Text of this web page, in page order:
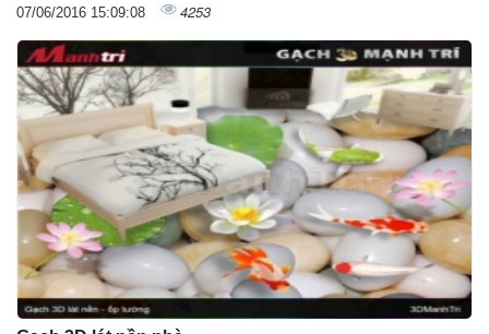
07/06/2016 15:09:08 4253